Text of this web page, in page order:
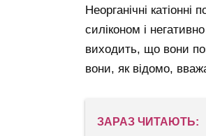
Неорганічні
силіконом і
виходить, що вони
вони, як відомо,
ЗАРАЗ ЧИТАЮТЬ: